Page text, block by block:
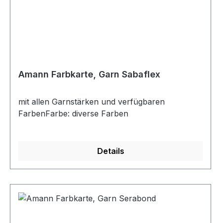
Amann Farbkarte, Garn Sabaflex
mit allen Garnstärken und verfügbaren
FarbenFarbe: diverse Farben
Details